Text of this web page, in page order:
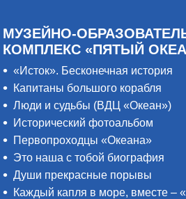
МУЗЕЙНО-
КОМПЛЕКС «ПЯТЫЙ
«Исток». Бесконечная история
Капитаны большого корабля
Люди и судьбы (ВДЦ «Океан»)
Исторический фотоальбом
Первопроходцы «Океана»
Это наша с тобой биография
Души прекрасные порывы
Каждый капля в море, вместе –